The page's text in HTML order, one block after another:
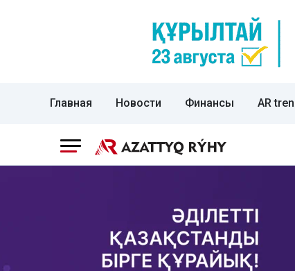
Главная Новости Финансы AR